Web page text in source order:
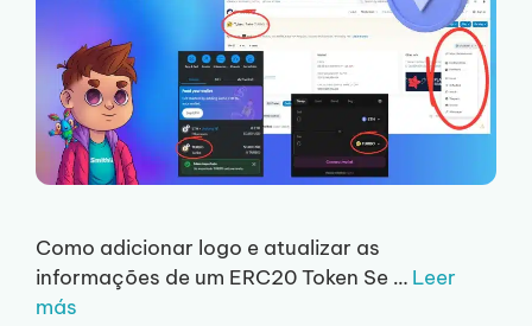
Como adicionar logo e atualizar as
informações de um ERC20 Token Se … Leer
más